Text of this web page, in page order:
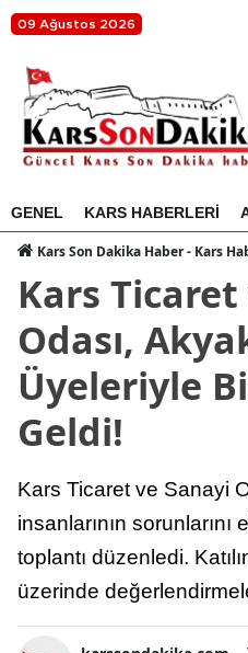
09 Ağustos 2026
GENEL KARS HABERLERİ
Kars Son Dakika Haber - Kars
Kars
Odası,
Üyeleriyle
Geldi!
Kars Ticaret ve Sanayi
insanlarının
toplantı düzenledi.
üzerinde